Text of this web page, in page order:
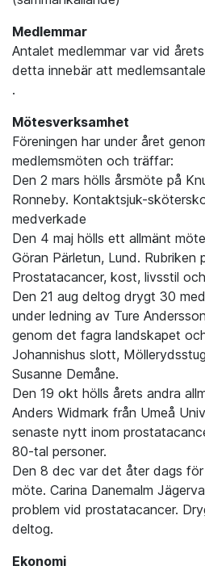
Medlemmar
Antalet medlemmar var vid
detta innebär att
.
Mötesverksamhet
Föreningen har under året
medlemsmöten och träffar:
Den 2 mars hölls årsmöte på
Ronneby. Kontaktsjuk-
medverkade
Den 4 maj hölls ett allmänt
Göran Pärletun, Lund. Rubriken
Prostatacancer, kost, livsstil
Den 21 aug deltog drygt 30
under ledning av Ture
genom det fagra landskapet
Johannishus slott,
Susanne Demåne.
Den 19 okt hölls årets andra
Anders Widmark från Umeå
senaste nytt inom
80-tal personer.
Den 8 dec var det åter dags
möte. Carina Danemalm
problem vid prostatacancer.
deltog.
Ekonomi